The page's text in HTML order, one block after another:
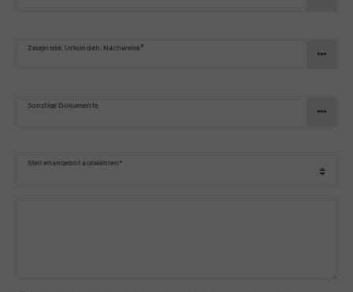
Zeugnisse, Urkunden, Nachweise*
Sonstige Dokumente
Stellenangebot auswählen*